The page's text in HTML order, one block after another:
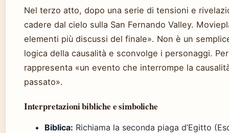
Nel terzo atto, dopo una serie di tensioni e
cadere dal cielo sulla San Fernando Valley.
elementi più discussi del finale». Non è un
logica della causalità e sconvolge i personaggi.
rappresenta «un evento che interrompe la
passato».
Interpretazioni bibliche e simboliche
Biblica: Richiama la seconda piaga d’Egitto